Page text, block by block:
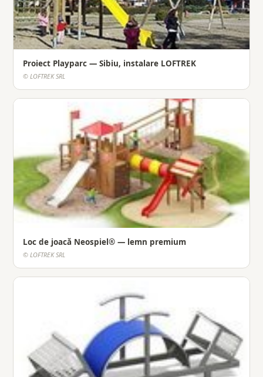
Proiect Playparc — Sibiu, instalare LOFTREK
© LOFTREK SRL
Loc de joacă Neospiel® — lemn premium
© LOFTREK SRL